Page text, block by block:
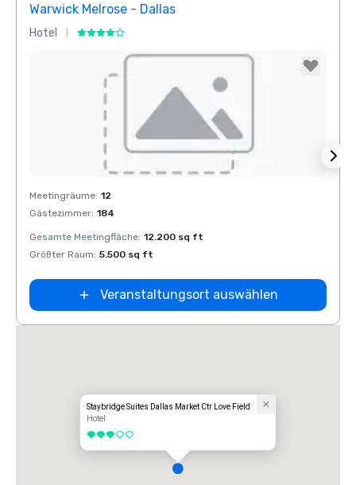
Warwick Melrose - Dallas
Hotel
Removed from favorites
Meetingräume: 12
Gästezimmer: 184
Gesamte Meetingfläche: 12.200 sq ft
Größter Raum: 5.500 sq ft
Veranstaltungsort auswählen
Staybridge Suites Dallas Market Ctr Love Field
Hotel
3 von 5